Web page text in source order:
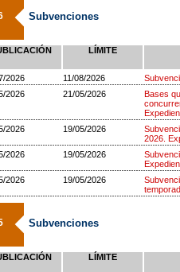
Subvenciones
LÍMITE
2026 11/08/2026
2026
21/05/2026
Bases
2026
19/05/2026
2026.
2026
19/05/2026
2026
19/05/2026
Subvenciones
LÍMITE